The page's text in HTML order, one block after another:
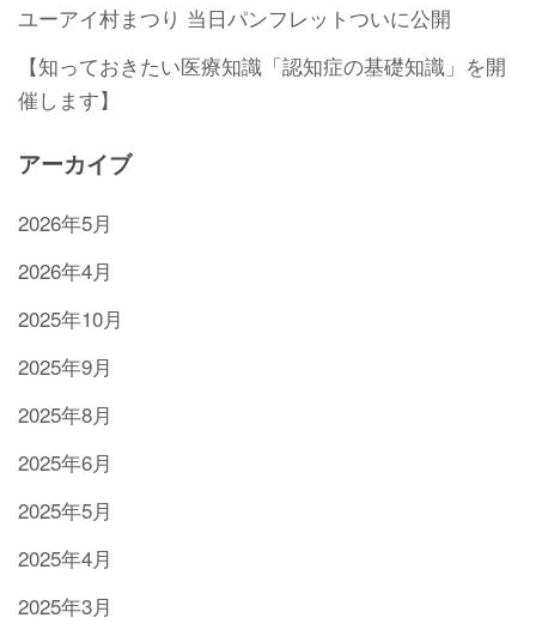
ユーアイ村まつり 当日パンフレットついに公開
【知っておきたい医療知識「認知症の基礎知識」を開
催します】
アーカイブ
2026年5月
2026年4月
2025年10月
2025年9月
2025年8月
2025年6月
2025年5月
2025年4月
2025年3月